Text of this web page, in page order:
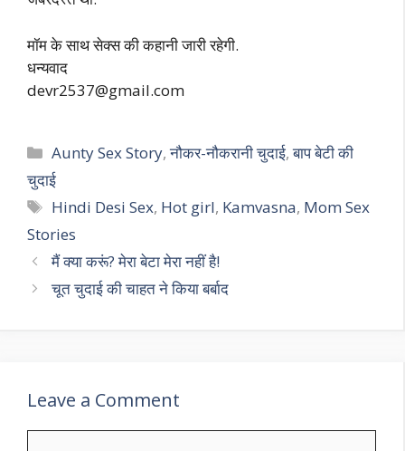
मॉम के साथ सेक्स की कहानी जारी रहेगी.
धन्यवाद
devr2537@gmail.com
Categories
Aunty Sex Story,नौकर-नौकरानी चुदाई,बाप बेटी की
चुदाई
Tags
Hindi Desi Sex, Hot girl, Kamvasna, Mom Sex
Stories
मैं क्या करूं? मेरा बेटा मेरा नहीं है!
चूत चुदाई की चाहत ने किया बर्बाद
Leave a Comment